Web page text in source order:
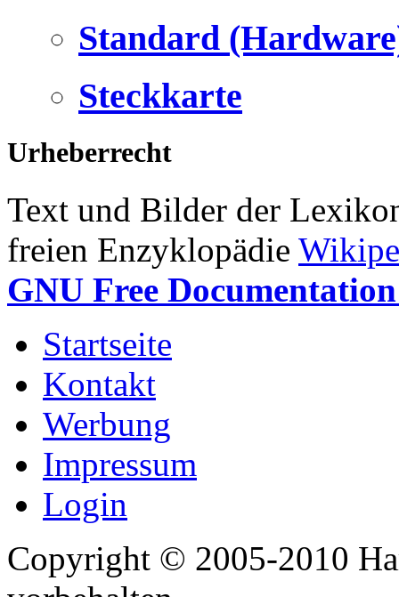
Standard
Steckkarte
Urheberrecht
Text und Bilder der
freien Enzyklopädie
GNU Free
Startseite
Kontakt
Werbung
Impressum
Login
Copyright © 2005-2010